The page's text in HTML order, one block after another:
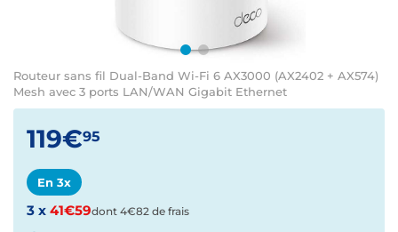
Routeur sans fil Dual-Band Wi-Fi 6 AX3000 (AX2402 + AX574)
Mesh avec 3 ports LAN/WAN Gigabit Ethernet
119€95
En 3x
3 x 41€59dont 4€82 de frais